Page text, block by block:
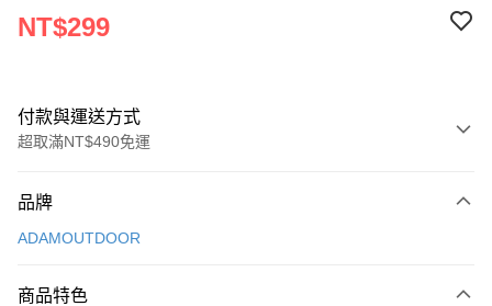
NT$299
付款與運送方式
超取滿NT$490免運
信用卡一次付款
3 期 0 利率 每期
品牌
ADAMOUTDOOR
商品特色